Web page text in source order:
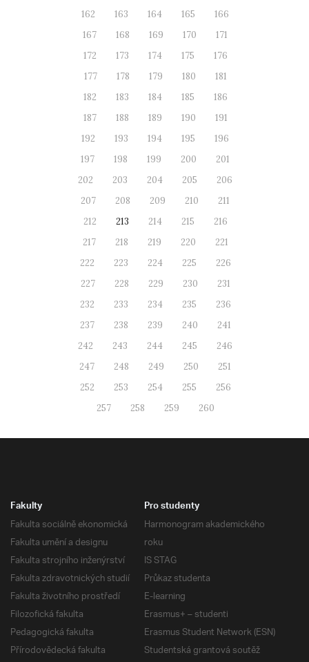
162
163 164 165
166
167
168 169 170
171
172
173 174 175
176
177
178 179 180
181
182
183 184 185
186
187
188 189 190
191
192
193 194 195
196
197
198 199 200
201
202
203 204 205
206
207
208 209 210
211
212
213 214 215
216
217
218 219 220
221
222
223 224 225
226
227
228 229 230
231
232
233 234 235
236
237
238 239 240
241
242
243 244 245
246
247
248 249 250
251
252
253 254 255
256
257
258 259 260
Fakulty
Fakulta sociálně ekonomická
Fakulta umění a designu
Fakulta strojního inženýrství
Fakulta zdravotnických studií
Fakulta životního prostředí
Filozofická fakulta
Pedagogická fakulta
Přírodovědecká fakulta
Pro studenty
Harmonogram akademického
roku
IS STAG
Průkaz studenta
E-learning
Erasmus+ – studenti
Erasmus Student Network (ESN)
Studentská grantová soutěž